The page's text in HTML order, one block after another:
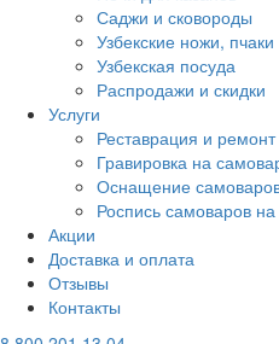
Саджи и сковороды
Узбекские ножи, пчаки
Узбекская посуда
Распродажи и скидки
Услуги
Реставрация и
Гравировка на
Оснащение
Роспись самоваров на
Акции
Доставка и оплата
Отзывы
Контакты